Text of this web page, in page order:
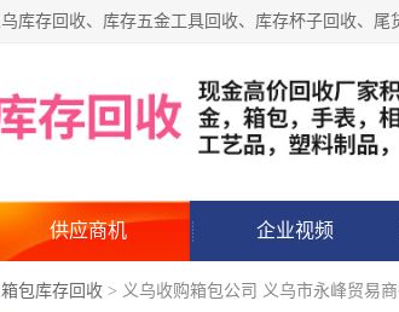
供应商机 企业视频
箱包库存回收 > 义乌收购箱包公司 义乌市永峰贸易